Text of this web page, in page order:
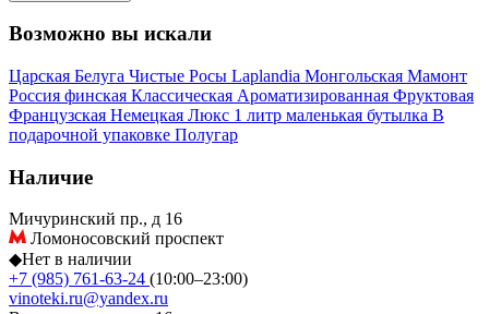
Возможно вы искали
Царская Белуга Чистые Росы Laplandia Монгольская Мамонт
Россия финская Классическая Ароматизированная Фруктовая
Французская Немецкая Люкс 1 литр маленькая бутылка В
подарочной упаковке Полугар
Наличие
Мичуринский пр., д 16
Ломоносовский проспект
◆Нет в наличии
+7 (985) 761-63-24 (10:00–23:00)
vinoteki.ru@yandex.ru